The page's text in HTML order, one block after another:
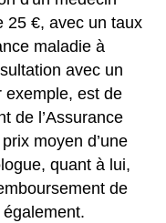
25 €, avec un taux
maladie à
avec un
exemple, est de
de l’Assurance
moyen d’une
quant à lui,
de
également.